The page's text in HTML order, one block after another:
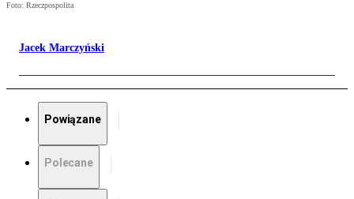
Foto: Rzeczpospolita
Jacek Marczyński
Powiązane
Polecane